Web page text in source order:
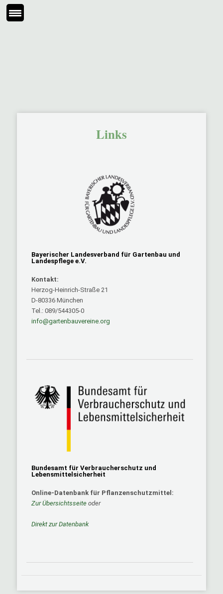
Links
Bayerischer Landesverband für Gartenbau und
Landespflege e.V.
Kontakt:
Herzog-Heinrich-Straße 21
D-80336 München
Tel.: 089/544305-0
info@gartenbauvereine.org
Bundesamt für Verbraucherschutz und
Lebensmittelsicherheit
Online-Datenbank für Pflanzenschutzmittel:
Zur Übersichtsseite oder
Direkt zur Datenbank